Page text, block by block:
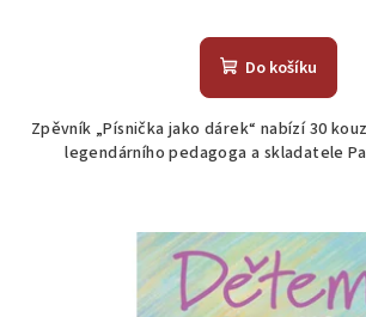
Do košíku
Zpěvník „Písnička jako dárek“ nabízí 30
legendárního pedagoga a skladatele